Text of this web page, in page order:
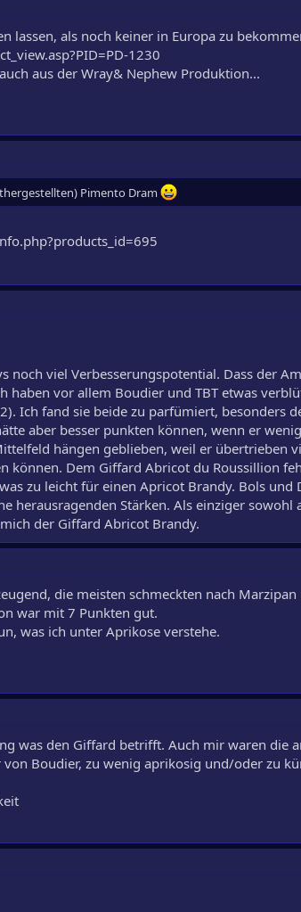
lassen, als noch keiner in Europa zu
1230
aus der Wray& Nephew Produktion...
Pimento Dram
noch viel Verbesserungspotential. Dass der
vor allem Boudier und TBT etwas
Ich fand sie beide zu parfümiert, besonders
aber besser punkten können, wenn er
hängen geblieben, weil er übertrieben
können. Dem Giffard Abricot du Roussillion
zu leicht für einen Apricot Brandy. Bols und
herausragenden Stärken. Als einziger sowohl
der Giffard Abricot Brandy.
die meisten schmeckten nach Marzipan
war mit 7 Punkten gut.
was ich unter Aprikose verstehe.
was den Giffard betrifft. Auch mir waren die
Boudier, zu wenig aprikosig und/oder zu